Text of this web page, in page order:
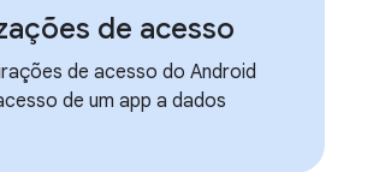
de acesso
de acesso do Android
de um app a dados